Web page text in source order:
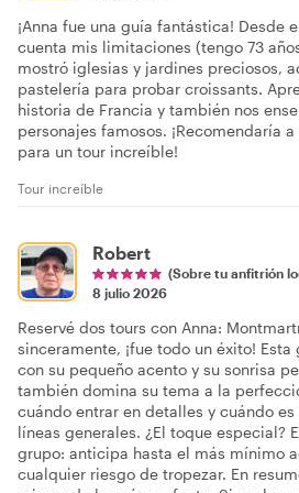
¡Anna fue una guía fantástica! Desde
cuenta mis limitaciones (tengo 73
mostró iglesias y jardines preciosos,
pastelería para probar croissants.
historia de Francia y también nos
personajes famosos. ¡Recomendaría
para un tour increíble!
Tour increíble
Robert
(Sobre tu anfitrión
8 julio 2026
Reservé dos tours con Anna:
sinceramente, ¡fue todo un éxito!
con su pequeño acento y su sonrisa
también domina su tema a la
cuándo entrar en detalles y cuándo
líneas generales. ¿El toque especial?
grupo: anticipa hasta el más mínimo
cualquier riesgo de tropezar. En